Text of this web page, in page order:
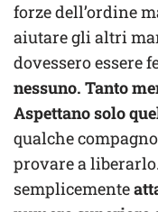
forze dell’ordine
aiutare gli altri
dovessero essere
nessuno. Tanto
Aspettano solo
qualche
provare a
semplicemente